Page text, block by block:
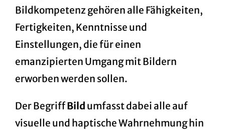
Bildkompetenz gehören alle Fähigkeiten,
Fertigkeiten, Kenntnisse und
Einstellungen, die für einen
emanzipierten Umgang mit Bildern
erworben werden sollen.
Der BegriffBild umfasst dabei alle auf
visuelle und haptische Wahrnehmung hin